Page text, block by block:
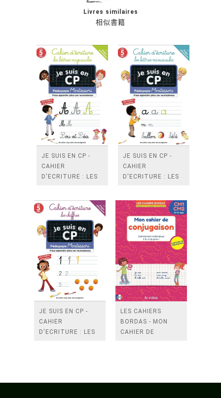
相似書籍
Livres similaires
JE SUIS EN CP -
CAHIER
D'ECRITURE : LES
JE SUIS EN CP -
CAHIER
D'ECRITURE : LES
JE SUIS EN CP -
CAHIER
D'ECRITURE : LES
LES CAHIERS
BORDAS - MON
CAHIER DE